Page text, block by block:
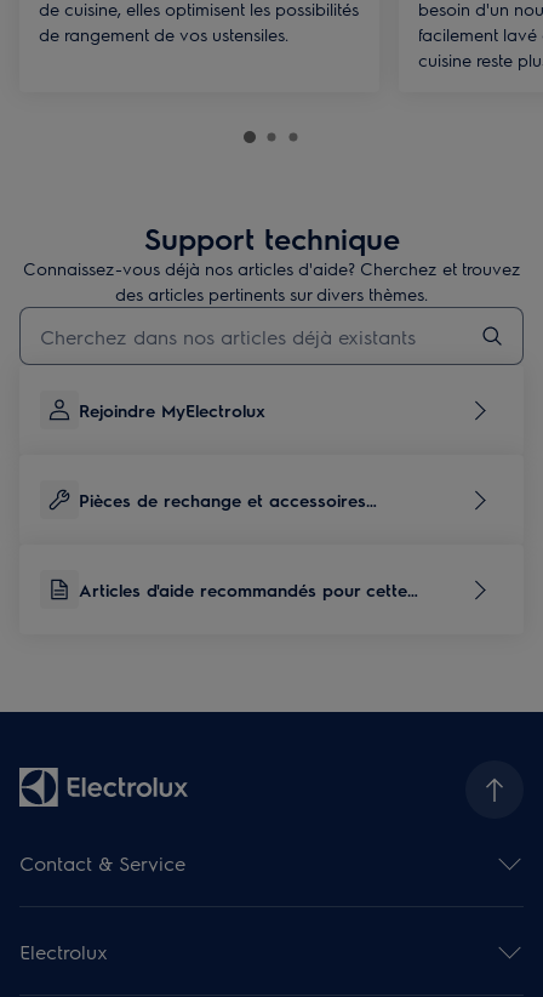
de cuisine, elles optimisent les possibilités
de rangement de vos ustensiles.
besoin d'un
facilement lavé
cuisine reste
Support technique
Connaissez-vous déjà nos articles d'aide? Cherchez et trouvez
des articles pertinents sur divers thèmes.
Taper pour rechercher des articles de conseils
Rejoindre MyElectrolux
Pièces de rechange et accessoires
Articles d'aide recommandés pour cette
Contact & Service
Aperçu des services
Service de réparation
Prolongation de garantie
Electrolux